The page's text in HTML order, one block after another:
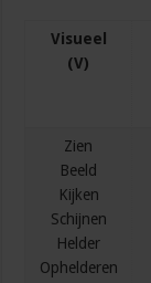
Visueel
(V)
Zien
Beeld
Kijken
Schijnen
Helder
Ophelderen